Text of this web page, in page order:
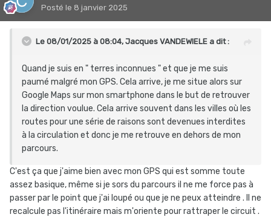
Posté le 8 janvier 2025
Le 08/01/2025 à 08:04, Jacques VANDEWIELE a dit :
Quand je suis en " terres inconnues " et que je me suis
paumé malgré mon GPS. Cela arrive, je me situe alors sur
Google Maps sur mon smartphone dans le but de retrouver
la direction voulue. Cela arrive souvent dans les villes où les
routes pour une série de raisons sont devenues interdites
à la circulation et donc je me retrouve en dehors de mon
parcours.
C'est ça que j'aime bien avec mon GPS qui est somme toute
assez basique, même si je sors du parcours il ne me force pas à
passer par le point que j'ai loupé ou que je ne peux atteindre . Il ne
recalcule pas l'itinéraire mais m'oriente pour rattraper le circuit .